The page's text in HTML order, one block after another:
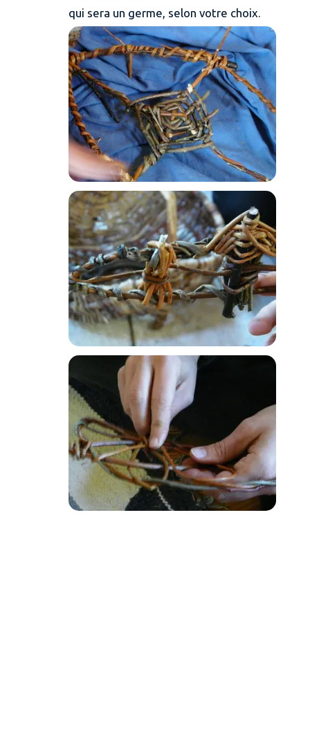
qui sera un germe, selon votre choix.